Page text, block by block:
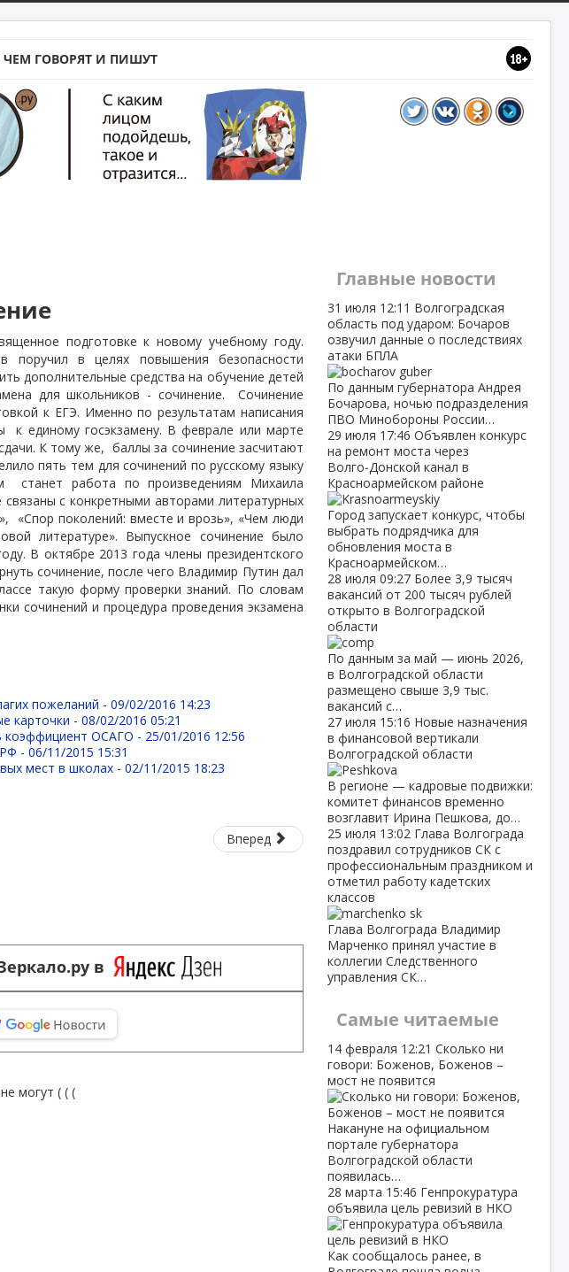
ЧЕМ ГОВОРЯТ И ПИШУТ
подготовке к новому учебному году.
поручил в целях повышения безопасности
дополнительные средства на обучение детей
для школьников - сочинение.
Сочинение
к ЕГЭ. Именно по результатам написания
к единому госэкзамену. В феврале или марте
К тому же, баллы за сочинение засчитают
пять тем для сочинений по русскому языку
станет работа по произведениям Михаила
с конкретными авторами литературных
«Спор поколений: вместе и врозь», «Чем люди
литературе». Выпускное сочинение было
В октябре 2013 года члены президентского
сочинение, после чего Владимир Путин дал
такую форму проверки знаний. По словам
сочинений и процедура проведения экзамена
пожеланий -09/02/2016 14:23
карточки -08/02/2016 05:21
коэффициент ОСАГО - 25/01/2016 12:56
РФ -06/11/2015 15:31
мест в школах -02/11/2015 18:23
Вперед
в
могут ( ( (
Главные новости
31 июля 12:11 Волгоградская
область под ударом: Бочаров
озвучил данные о последствиях
атаки БПЛА
По данным губернатора Андрея
Бочарова, ночью подразделения
ПВО Минобороны России…
29 июля 17:46 Объявлен конкурс
на ремонт моста через
Волго‑Донской канал в
Красноармейском районе
Город запускает конкурс, чтобы
выбрать подрядчика для
обновления моста в
Красноармейском…
28 июля 09:27 Более 3,9 тысяч
вакансий от 200 тысяч рублей
открыто в Волгоградской
области
По данным за май — июнь 2026,
в Волгоградской области
размещено свыше 3,9 тыс.
вакансий с…
27 июля 15:16 Новые назначения
в финансовой вертикали
Волгоградской области
В регионе — кадровые подвижки:
комитет финансов временно
возглавит Ирина Пешкова, до…
25 июля 13:02 Глава Волгограда
поздравил сотрудников СК с
профессиональным праздником и
отметил работу кадетских
классов
Глава Волгограда Владимир
Марченко принял участие в
коллегии Следственного
управления СК…
Самые читаемые
14 февраля 12:21 Сколько ни
говори: Боженов, Боженов –
мост не появится
Накануне на официальном
портале губернатора
Волгоградской области
появилась…
28 марта 15:46 Генпрокуратура
объявила цель ревизий в НКО
Как сообщалось ранее, в